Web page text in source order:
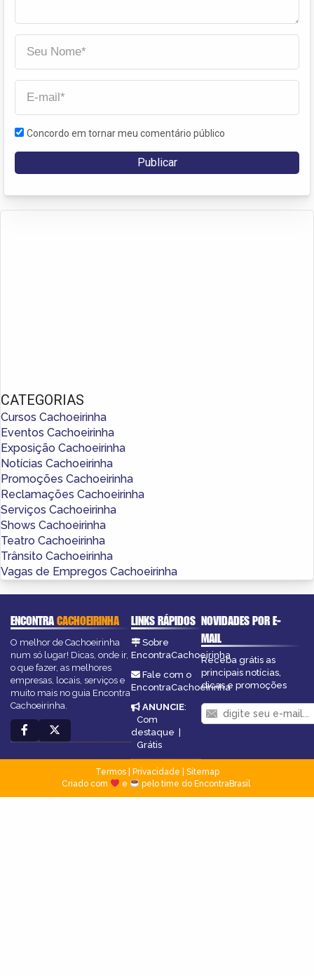
Concordo em tornar meu comentário público
CATEGORIAS
Cursos Cachoeirinha
Eventos Cachoeirinha
Exposição Cachoeirinha
Notícias Cachoeirinha
Promoções Cachoeirinha
Reclamações Cachoeirinha
Serviços Cachoeirinha
Shows Cachoeirinha
Teatro Cachoeirinha
Trânsito Cachoeirinha
Vagas de Empregos Cachoeirinha
ENCONTRACACHOEIRINHA
O melhor de Cachoeirinha
num só lugar! Dicas, onde ir,
o que fazer, as melhores
empresas, locais, serviços e
muito mais no guia Encontra
Cachoeirinha.
LINKS RÁPIDOS
Sobre
EncontraCachoeirinha
Fale com o
EncontraCachoeirinha
ANUNCIE:
Com
destaque
Grátis
NOVIDADES POR E-
MAIL
Receba grátis as
principais notícias,
dicas e promoções
Termos| Privacidade
Sitemap
Criado com
e pelo time do EncontraBrasil